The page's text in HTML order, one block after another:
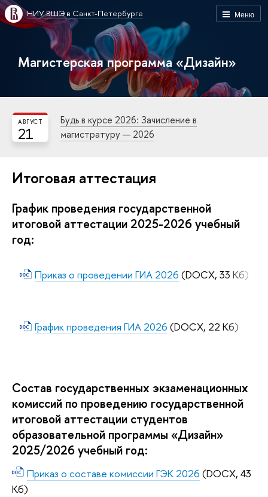
Меню
НИУ ВШЭ в Санкт-Петербурге
Магистерская программа «Дизайн»
21
АВГУСТ
Будь в курсе 2026: Зачисление в
магистратуру — 2026
Итоговая аттестация
График проведения государственной
итоговой аттестации 2025-2026 учебный
год:
Приказ о проведении ГИА 2026 (DOCX, 33 Кб)
График проведения ГИА 2026 (DOCX, 22 Кб)
Состав государственных экзаменационных
комиссий по проведению государственной
итоговой аттестации студентов
образовательной программы «Дизайн»
2025/2026 учебный год:
Приказ о составе комиссии ГЭК 2026 (DOCX, 43
Кб)